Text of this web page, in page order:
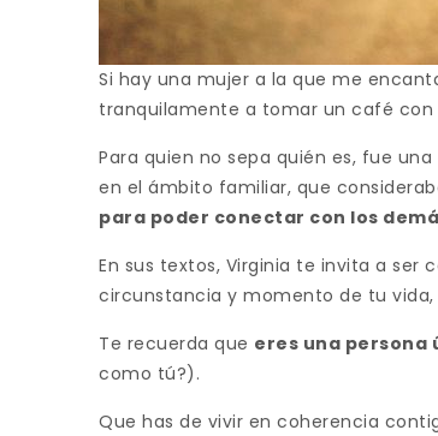
Si hay una mujer a la que me
tranquilamente a tomar un café con
Para quien no sepa quién es, fue una
en el ámbito familiar, que
para poder conectar con los
En sus textos, Virginia te invita a ser
circunstancia y momento de tu vida,
Te recuerda que eres una persona
como tú?).
Que has de vivir en coherencia